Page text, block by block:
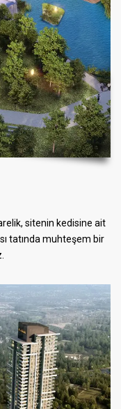
sitenin kedisine ait
tatında muhteşem bir